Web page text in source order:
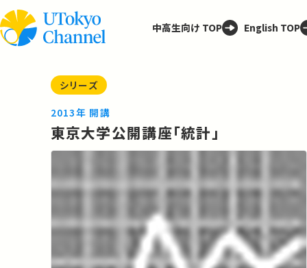
中高生向け TOP English TOP
シリーズ
2013年 開講
東京大学公開講座「統計」